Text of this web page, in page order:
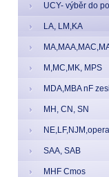
UCY- výběr do
LA, LM,KA
M,MC,MK, MPS
MDA,MBA nF
MH, CN, SN
SAA, SAB
MHF Cmos